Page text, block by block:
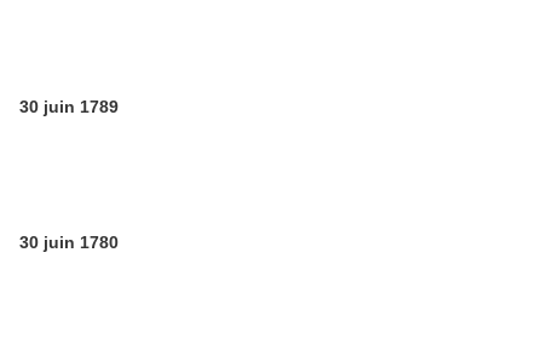
30 juin 1789
30 juin 1780